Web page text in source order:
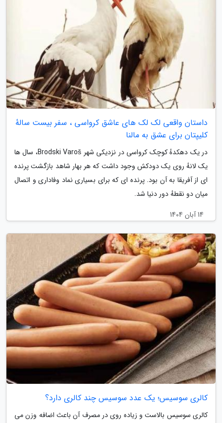
داستان واقعی لک لک های عاشق کرواسی ، سفر بیست سالهٔ
کلیپتان برای عشق به مالنا
در یک دهکدهٔ کوچک کرواسی در نزدیکی شهر Brodski Varoš، سال ها
یک لانهٔ روی یک دودکش وجود داشت که هر بهار شاهد بازگشت پرنده
ای از آفریقا به آن بود. پرنده ای که برای بسیاری نماد وفاداری و اتصال
میان دو نقطهٔ دور دنیا شد.
14 آبان 1404
کالری سوسیس؛ یک عدد سوسیس چند کالری دارد؟
کالری سوسیس بالاست و زیاده روی در مصرف آن باعث اضافه وزن می